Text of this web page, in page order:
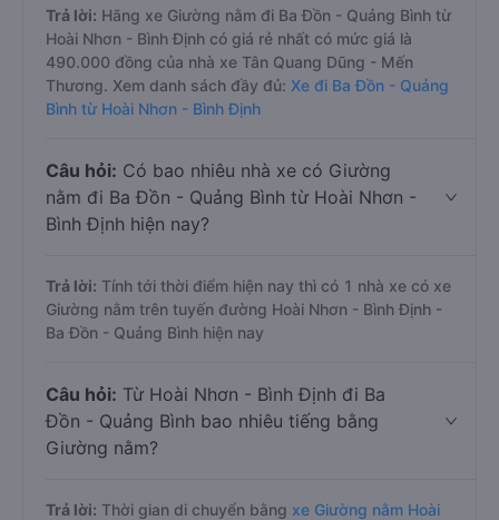
Trả lời: Hãng xe Giường nằm đi Ba Đồn - Quảng Bình từ
Hoài Nhơn - Bình Định có giá rẻ nhất có mức giá là
490.000 đồng của nhà xe Tân Quang Dũng - Mến
Thương. Xem danh sách đầy đủ: Xe đi Ba Đồn - Quảng
Bình từ Hoài Nhơn - Bình Định
Câu hỏi: Có bao nhiêu nhà xe có Giường
nằm đi Ba Đồn - Quảng Bình từ Hoài Nhơn -
Bình Định hiện nay?
Trả lời: Tính tới thời điểm hiện nay thì có 1 nhà xe có xe
Giường nằm trên tuyến đường Hoài Nhơn - Bình Định -
Ba Đồn - Quảng Bình hiện nay
Câu hỏi: Từ Hoài Nhơn - Bình Định đi Ba
Đồn - Quảng Bình bao nhiêu tiếng bằng
Giường nằm?
Trả lời: Thời gian di chuyển bằng xe Giường nằm Hoài